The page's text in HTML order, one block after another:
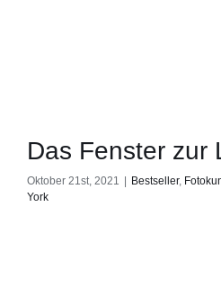
Das Fenster zur
Oktober 21st, 2021 | Bestseller,
York